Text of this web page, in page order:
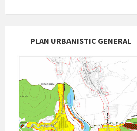
PLAN URBANISTIC GENERAL